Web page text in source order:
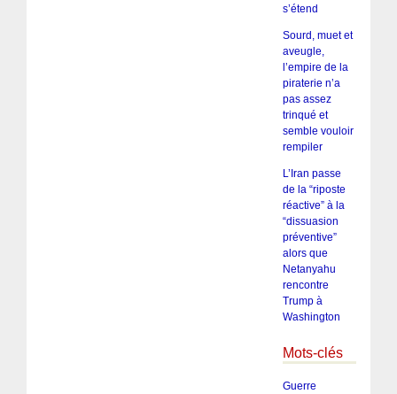
s’étend
Sourd, muet et
aveugle,
l’empire de la
piraterie n’a
pas assez
trinqué et
semble vouloir
rempiler
L’Iran passe
de la “riposte
réactive” à la
“dissuasion
préventive”
alors que
Netanyahu
rencontre
Trump à
Washington
Mots-clés
Guerre